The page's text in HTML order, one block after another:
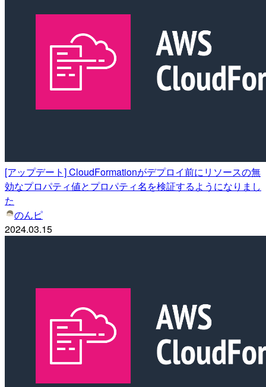
[アップデート] CloudFormationがデプロイ前にリソースの無
効なプロパティ値とプロパティ名を検証するようになりまし
た
のんピ
2024.03.15